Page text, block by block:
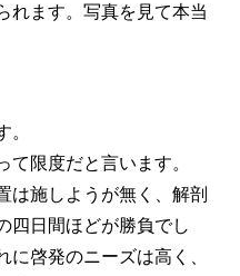
れます。写真を見て本当
。
て限度だと言います。
は施しようが無く、解剖
四日間ほどが勝負でし
啓発のニーズは高く、